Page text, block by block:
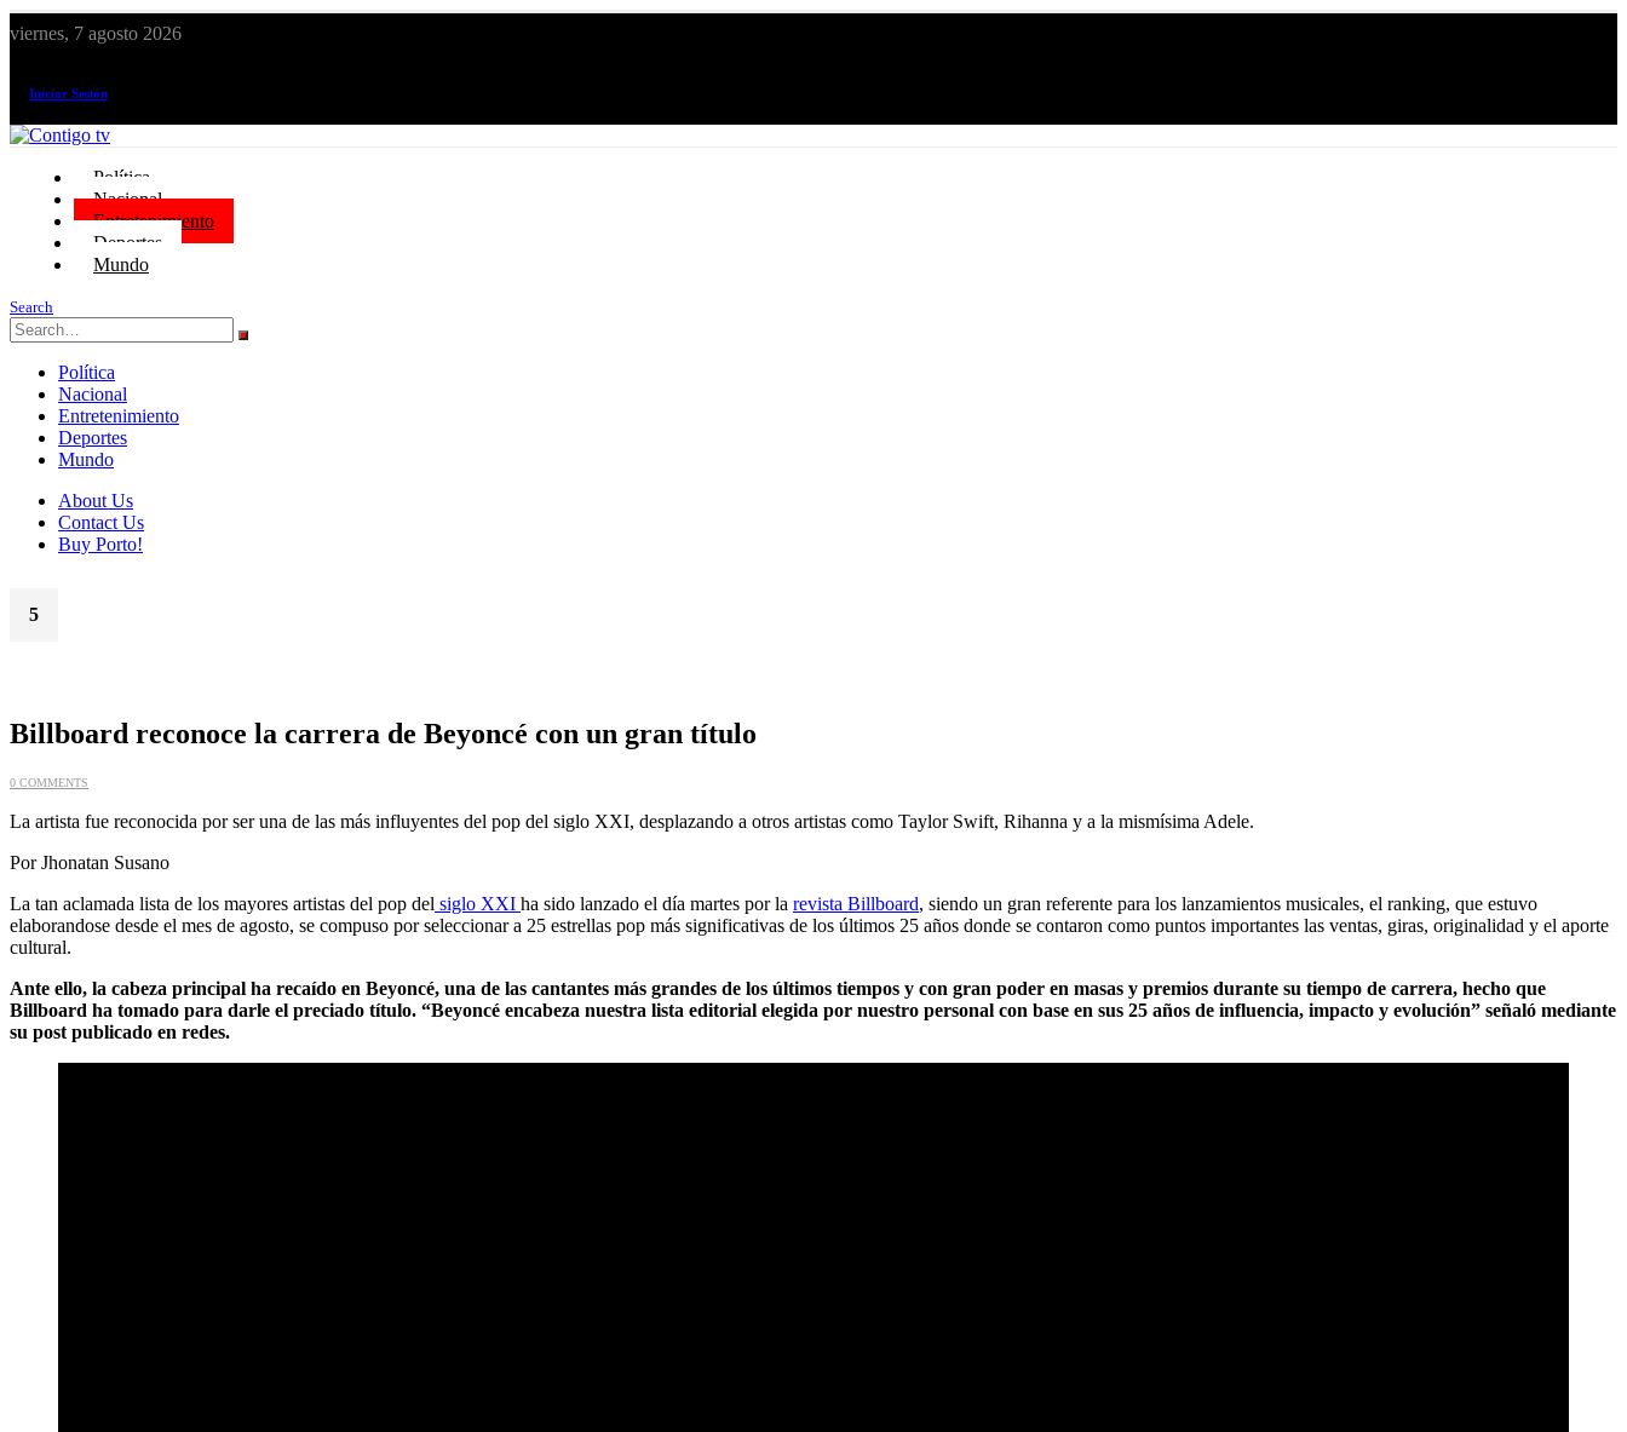
viernes, 7 agosto 2026
Iniciar Sesión
Política
Nacional
Entretenimiento
Deportes
Mundo
Search
Política
Nacional
Entretenimiento
Deportes
Mundo
About Us
Contact Us
Buy Porto!
5
Billboard reconoce la carrera de Beyoncé con un gran título
0 COMMENTS
La artista fue reconocida por ser una de las más influyentes del pop del siglo XXI, desplazando a otros artistas como Taylor Swift, Rihanna y a la mismísima Adele.
Por Jhonatan Susano
La tan aclamada lista de los mayores artistas del pop del siglo XXI ha sido lanzado el día martes por la revista Billboard, siendo un gran referente para los lanzamientos musicales, el ranking, que estuvo
elaborandose desde el mes de agosto, se compuso por seleccionar a 25 estrellas pop más significativas de los últimos 25 años donde se contaron como puntos importantes las ventas, giras, originalidad y el aporte
cultural.
Ante ello, la cabeza principal ha recaído en Beyoncé, una de las cantantes más grandes de los últimos tiempos y con gran poder en masas y premios durante su tiempo de carrera, hecho que
Billboard ha tomado para darle el preciado título. “Beyoncé encabeza nuestra lista editorial elegida por nuestro personal con base en sus 25 años de influencia, impacto y evolución” señaló mediante
su post publicado en redes.